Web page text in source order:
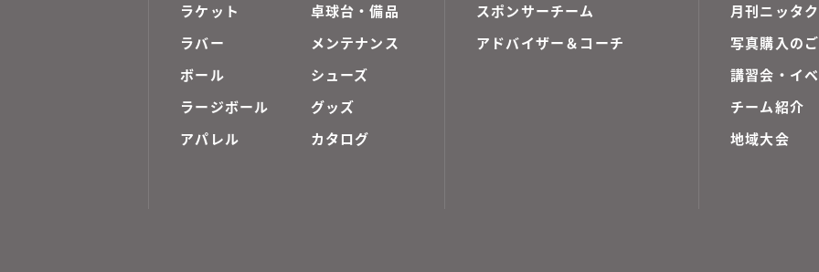
ラケット
卓球台・備品
ラバー
メンテナンス
ボール
シューズ
ラージボール
グッズ
アパレル
カタログ
スポンサーチーム
アドバイザー＆コーチ
月刊ニッタ
写真購入の
講習会・イ
チーム紹介
地域大会